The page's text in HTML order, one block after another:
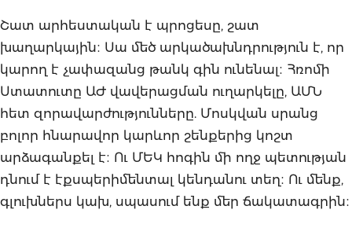
Շատ արհեստական է պրոցեսը, շատ
խաղարկային։ Սա մեծ արկածախնդրություն է, որ
կարող է չափազանց թանկ գին ունենալ։ Հռոմի
Ստատուտը ԱԺ վավերացման ուղարկելը, ԱՄՆ
հետ զորավարժությունները. Մոսկվան սրանց
բոլոր հնարավոր կարևոր շենքերից կոշտ
արձագանքել է։ Ու ՄԵԿ հոգին մի ողջ պետության
դնում է էքսպերիմենտալ կենդանու տեղ։ Ու մենք,
գլուխներս կախ, սպասում ենք մեր ճակատագրին։